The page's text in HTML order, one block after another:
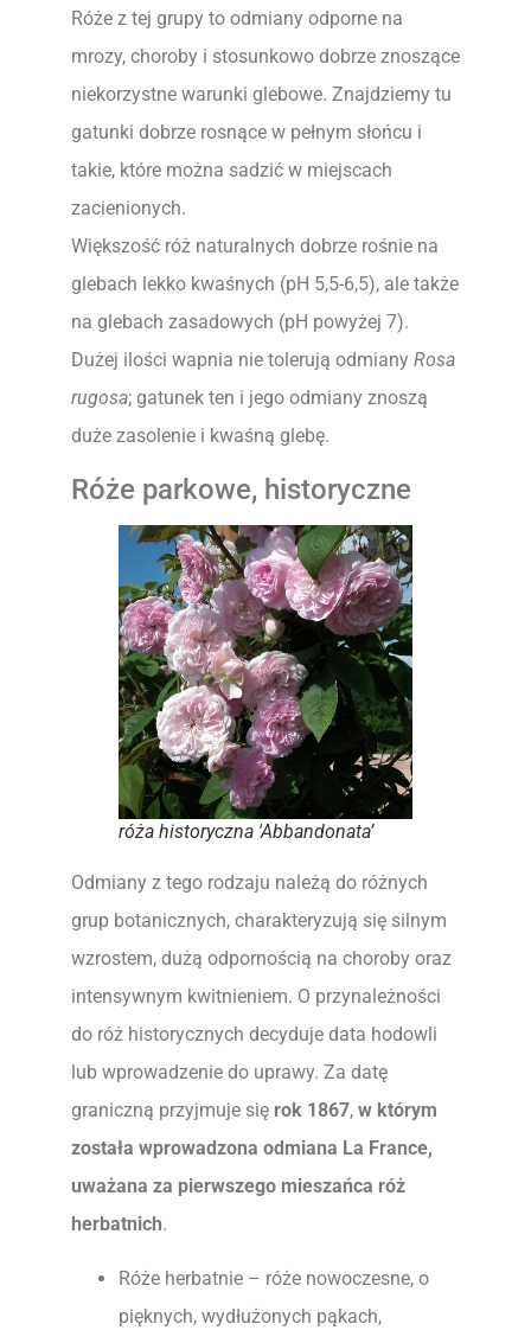
Róże z tej grupy to odmiany odporne na
mrozy, choroby i stosunkowo dobrze znoszące
niekorzystne warunki glebowe. Znajdziemy tu
gatunki dobrze rosnące w pełnym słońcu i
takie, które można sadzić w miejscach
zacienionych.
Większość róż naturalnych dobrze rośnie na
glebach lekko kwaśnych (pH 5,5-6,5), ale także
na glebach zasadowych (pH powyżej 7).
Dużej ilości wapnia nie tolerują odmiany Rosa
rugosa; gatunek ten i jego odmiany znoszą
duże zasolenie i kwaśną glebę.
Róże parkowe, historyczne
róża historyczna 'Abbandonata’
Odmiany z tego rodzaju należą do różnych
grup botanicznych, charakteryzują się silnym
wzrostem, dużą odpornością na choroby oraz
intensywnym kwitnieniem. O przynależności
do róż historycznych decyduje data hodowli
lub wprowadzenie do uprawy. Za datę
graniczną przyjmuje się rok 1867, w którym
została wprowadzona odmiana La France,
uważana za pierwszego mieszańca róż
herbatnich.
Róże herbatnie – róże nowoczesne, o
pięknych, wydłużonych pąkach,